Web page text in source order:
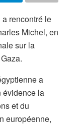
rencontré le
Michel, en
sur la
a
évidence la
et du
européenne,